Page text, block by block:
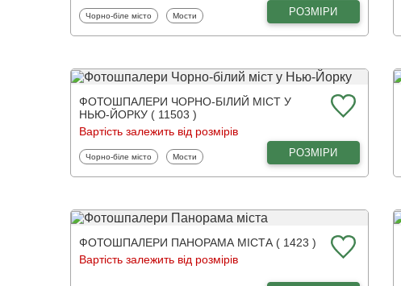
Фотошпалери
Чорно-біле місто Фотошпалери
Мости РОЗМІРИ
ФОТОШПАЛЕРИ ЧОРНО-БІЛИЙ МІСТ У
НЬЮ-ЙОРКУ ( 11503 )
Вартість залежить від розмірів
Фотошпалери
Чорно-біле місто Фотошпалери
Мости РОЗМІРИ
ФОТОШПАЛЕРИ ПАНОРАМА МІСТА ( 1423 )
Вартість залежить від розмірів